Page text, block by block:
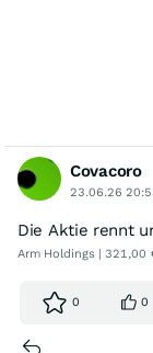
Covacoro
23.06.26
Die Aktie rennt
Arm Holdings | 321,00
0 0